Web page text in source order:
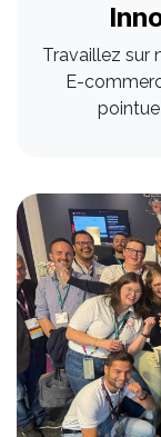
Travaillez sur
E-